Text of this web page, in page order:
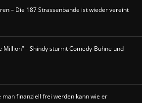
– Die 187 Strassenbande ist wieder vereint
Million“ – Shindy stürmt Comedy-Bühne und
man finanziell frei werden kann wie er